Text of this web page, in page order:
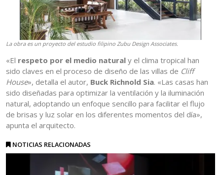
La obra es un proyecto del estudio filipino Zubu Design Associates.
«El respeto por el medio natural y el clima tropical han
sido claves en el proceso de diseño de las villas de Cliff
House», detalla el autor, Buck Richnold Sia. «Las casas han
sido diseñadas para optimizar la ventilación y la iluminación
natural, adoptando un enfoque sencillo para facilitar el flujo
de brisas y luz solar en los diferentes momentos del día»,
apunta el arquitecto.
NOTICIAS RELACIONADAS